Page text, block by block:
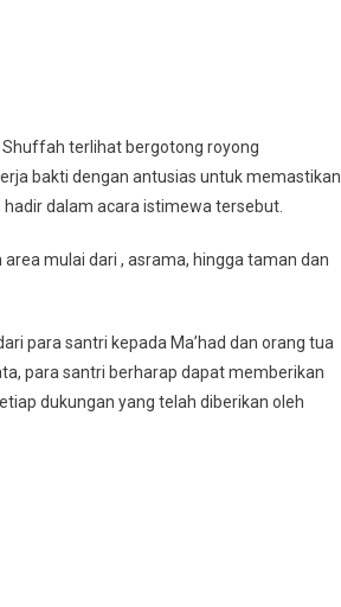
Shuffah terlihat bergotong royong
bakti dengan antusias untuk memastikan
dalam acara istimewa tersebut.
mulai dari , asrama, hingga taman dan
para santri kepada Ma’had dan orang tua
para santri berharap dapat memberikan
dukungan yang telah diberikan oleh